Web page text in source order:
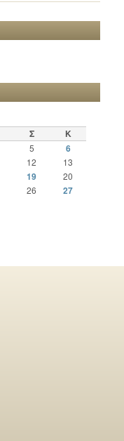
Σ Κ
5 6
12 13
19 20
26
27